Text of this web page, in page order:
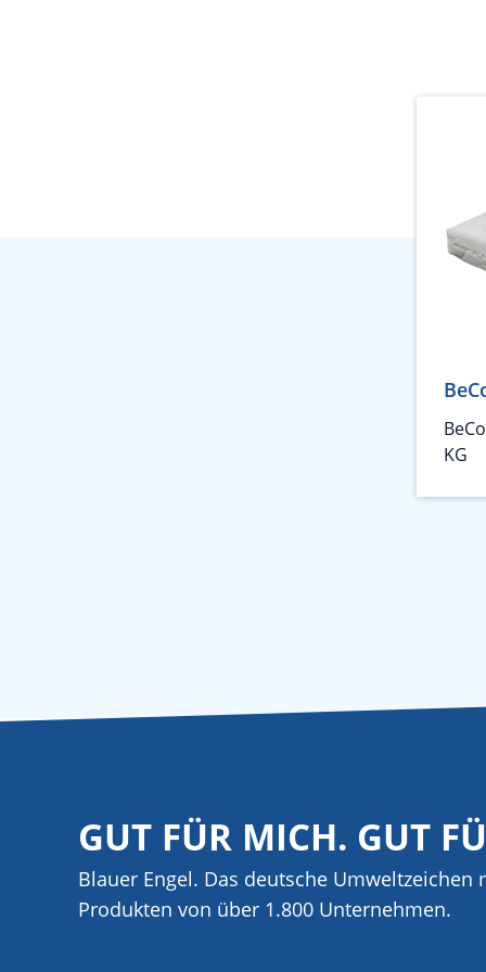
KG
GUT FÜR MICH. GUT
Blauer Engel. Das deutsche Umweltzeichen
Produkten von über 1.800 Unternehmen.